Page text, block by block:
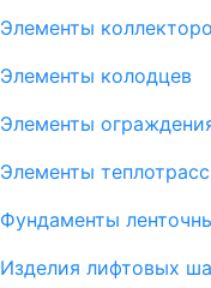
Элементы
Элементы колодцев
Элементы
Элементы теплотрасс
Фундаменты
Изделия лифтовых